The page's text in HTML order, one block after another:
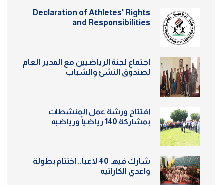
Declaration of Athletes' Rights
and Responsibilities
اجتماع لجنة الرياضيين مع المدير العام
لصندوق النشئ والشباب
افتتاح ورشة عمل المنشطات
بمشاركة 140 رياضياً ورياضيه
شارك فيها 40 لاعبا.. اختتام بطولة
واعدي الكاراتيه